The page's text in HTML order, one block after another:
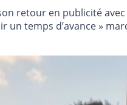
retour en publicité
un temps d’avance »